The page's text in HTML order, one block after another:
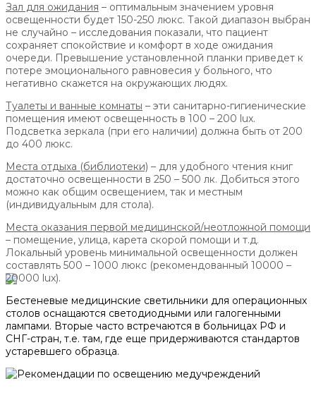
Зал для ожидания – оптимальным значением уровня
освещенности будет 150-250 люкс. Такой диапазон выбран
не случайно – исследования показали, что пациент
сохраняет спокойствие и комфорт в ходе ожидания
очереди. Превышение установленной планки приведет к
потере эмоционального равновесия у больного, что
негативно скажется на окружающих людях.
Туалеты и ванные комнаты – эти санитарно-гигиенические
помещения имеют освещенность в 100 – 200 lux.
Подсветка зеркала (при его наличии) должна быть от 200
до 400 люкс.
Места отдыха (библиотеки) – для удобного чтения книг
достаточно освещенности в 250 – 500 лк. Добиться этого
можно как общим освещением, так и местным
(индивидуальным для стола).
Места оказания первой медицинской/неотложной помощи
– помещение, улица, карета скорой помощи и т.д.
Локальный уровень минимальной освещенности должен
составлять 500 – 1000 люкс (рекомендованный 10000 –
20000 lux).
Бестеневые медицинские светильники для операционных
столов оснащаются светодиодными или галогенными
лампами. Вторые часто встречаются в больницах РФ и
СНГ-стран, т.е. там, где еще придерживаются стандартов
устаревшего образца.